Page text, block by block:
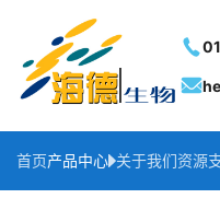
首页产品中心 关于我们资源